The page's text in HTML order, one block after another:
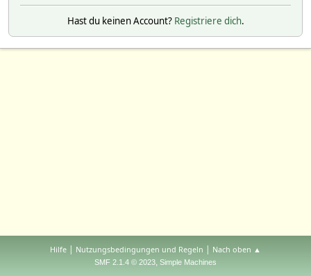
Hast du keinen Account? Registriere dich.
Hilfe | Nutzungsbedingungen und Regeln | Nach oben ▲
SMF 2.1.4 © 2023, Simple Machines